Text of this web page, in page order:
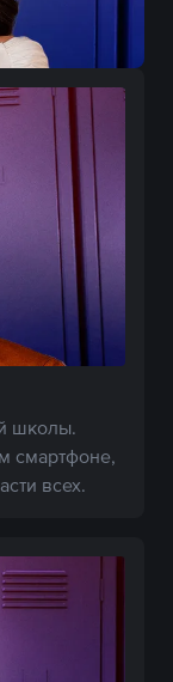
школы.
смартфоне,
всех.